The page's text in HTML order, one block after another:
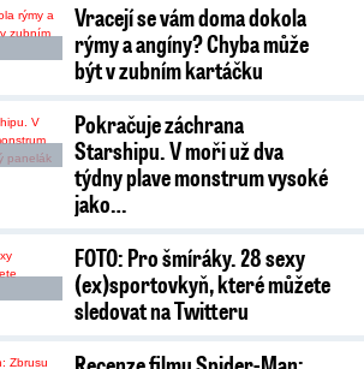
Vracejí se vám doma dokola
rýmy a angíny? Chyba může
být v zubním kartáčku
Pokračuje záchrana
Starshipu. V moři už dva
týdny plave monstrum vysoké
jako…
FOTO: Pro šmíráky. 28 sexy
(ex)sportovkyň, které můžete
sledovat na Twitteru